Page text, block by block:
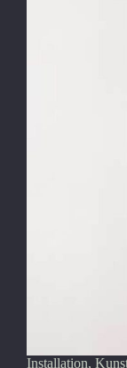
Installation,